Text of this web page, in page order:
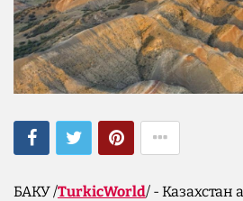
БАКУ /TurkicWorld/ - Казахстан